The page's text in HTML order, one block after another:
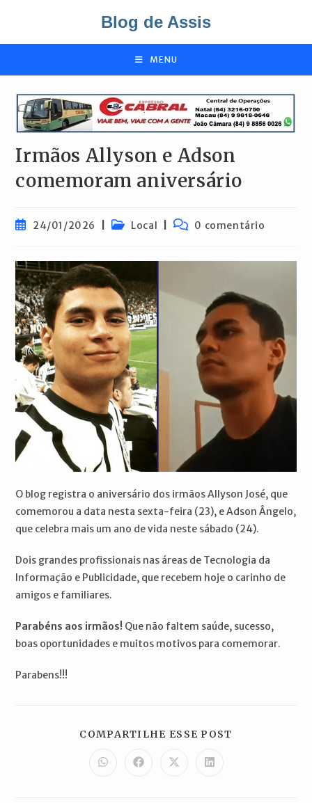
o
Blog de Assis
MENU
Irmãos Allyson e Adson
comemoram aniversário
Post24/01/2026
Categoria
Local
Comentários
0 comentário
O blog registra o aniversário dos irmãos Allyson José, que
comemorou a data nesta sexta-feira (23), e Adson Ângelo,
que celebra mais um ano de vida neste sábado (24).
Dois grandes profissionais nas áreas de Tecnologia da
Informação e Publicidade, que recebem hoje o carinho de
amigos e familiares.
Parabéns aos irmãos! Que não faltem saúde, sucesso,
boas oportunidades e muitos motivos para comemorar.
Parabens!!!
COMPARTILHE ESSE POST
Abre
em
nova
Abre
em
nova
Abre
em
nova
Abre
em
nova